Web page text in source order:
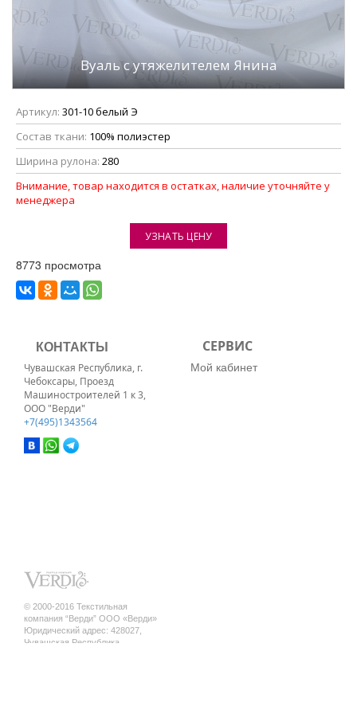
Вуаль с утяжелителем Янина
Артикул: 301-10 белый Э
Состав ткани: 100% полиэстер
Ширина рулона: 280
Внимание, товар находится в остатках, наличие уточняйте у
менеджера
УЗНАТЬ ЦЕНУ
8773 просмотра
КОНТАКТЫ
Чувашская Республика, г.
Чебоксары, Проезд
Машиностроителей 1 к 3,
ООО "Верди"
+7(495)1343564
СЕРВИС
Мой кабинет
© 2000-2016 Текстильная
компания “Верди” ООО «Верди»
Юридический адрес: 428027,
Чувашская Республика,